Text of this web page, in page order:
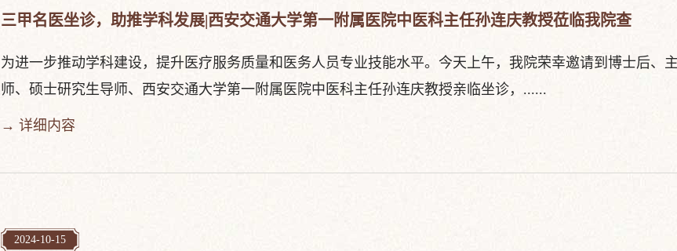
三甲名医坐诊，助推学科发展|西安交通大学第一附属医院中医科主任孙连庆教授莅临我院查
为进一步推动学科建设，提升医疗服务质量和医务人员专业技能水平。今天上午，我院荣幸邀请到博士后、
师、硕士研究生导师、西安交通大学第一附属医院中医科主任孙连庆教授亲临坐诊，......
→ 详细内容
2024-10-15